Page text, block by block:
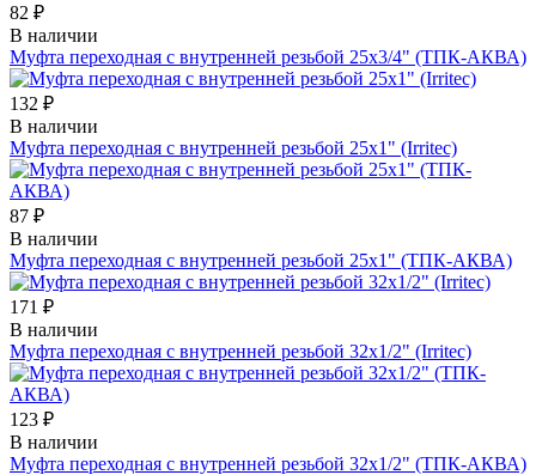
82 ₽
В наличии
Муфта переходная с внутренней резьбой 25х3/4" (ТПК-АКВА)
132 ₽
В наличии
Муфта переходная с внутренней резьбой 25х1" (Irritec)
87 ₽
В наличии
Муфта переходная с внутренней резьбой 25х1" (ТПК-АКВА)
171 ₽
В наличии
Муфта переходная с внутренней резьбой 32х1/2" (Irritec)
123 ₽
В наличии
Муфта переходная с внутренней резьбой 32х1/2" (ТПК-АКВА)